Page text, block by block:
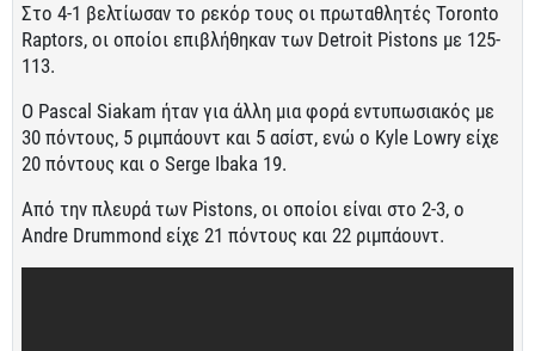
Στο 4-1 βελτίωσαν το ρεκόρ τους οι πρωταθλητές Toronto
Raptors, οι οποίοι επιβλήθηκαν των Detroit Pistons με 125-
113.
O Pascal Siakam ήταν για άλλη μια φορά εντυπωσιακός με
30 πόντους, 5 ριμπάουντ και 5 ασίστ, ενώ ο Kyle Lowry είχε
20 πόντους και o Serge Ibaka 19.
Από την πλευρά των Pistons, οι οποίοι είναι στο 2-3, ο
Andre Drummond είχε 21 πόντους και 22 ριμπάουντ.